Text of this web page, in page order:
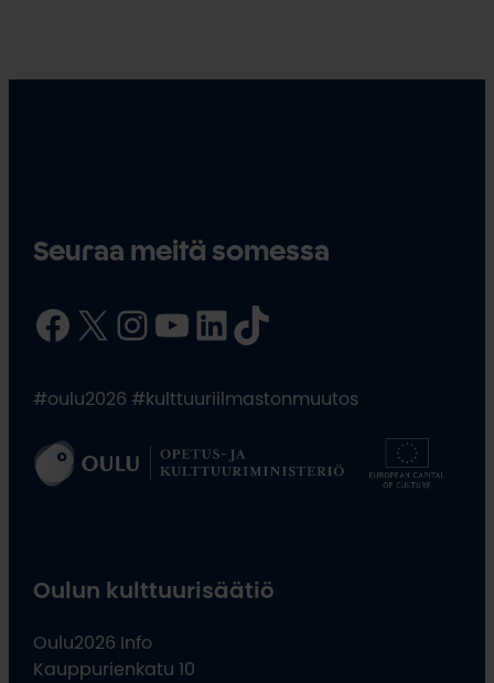
Seuraa meitä somessa
Facebook X InstagramYouTube LinkedIn TikTok
#oulu2026 #kulttuuriilmastonmuutos
Oulun kulttuurisäätiö
Oulu2026 Info
Kauppurienkatu 10